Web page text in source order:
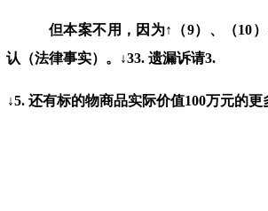
但本案不用，因为↑（9）、（10
认（法律事实）。
↓33. 遗漏诉请3.
↓5. 还有标的物商品实际价值100万元的更